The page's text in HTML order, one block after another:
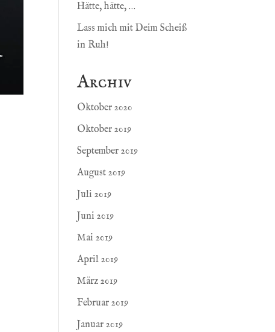
Hätte, hätte, …
Lass mich mit Deim Scheiß
in Ruh!
Archiv
Oktober 2020
Oktober 2019
September 2019
August 2019
Juli 2019
Juni 2019
Mai 2019
April 2019
März 2019
Februar 2019
Januar 2019